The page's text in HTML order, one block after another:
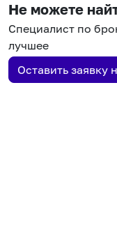
Не можете
Специалист по
лучшее
Оставить заявку